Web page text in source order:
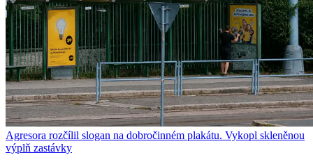
Agresora rozčílil slogan na dobročinném plakátu. Vykopl skleněnou
výplň zastávky